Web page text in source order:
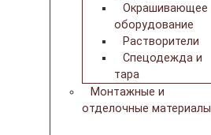
Окрашивающее
оборудование
Растворители
Спецодежда и
тара
Монтажные и
отделочные материалы